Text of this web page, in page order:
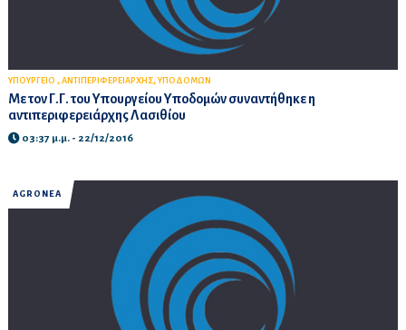
ΥΠΟΥΡΓΕΙΟ , ΑΝΤΙΠΕΡΙΦΕΡΕΙΑΡΧΗΣ, ΥΠΟΔΟΜΩΝ
Με τον Γ.Γ. του Υπουργείου Υποδομών συναντήθηκε η
αντιπεριφερειάρχης Λασιθίου
03:37 μ.μ. - 22/12/2016
AGROΝΕΑ